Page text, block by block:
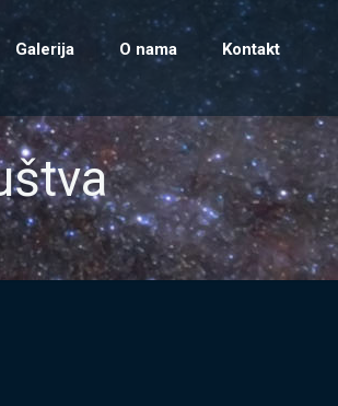
Galerija O nama Kontakt